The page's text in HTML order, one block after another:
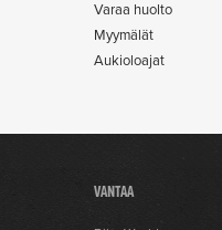
Varaa huolto
Myymälät
Aukioloajat
VANTAA